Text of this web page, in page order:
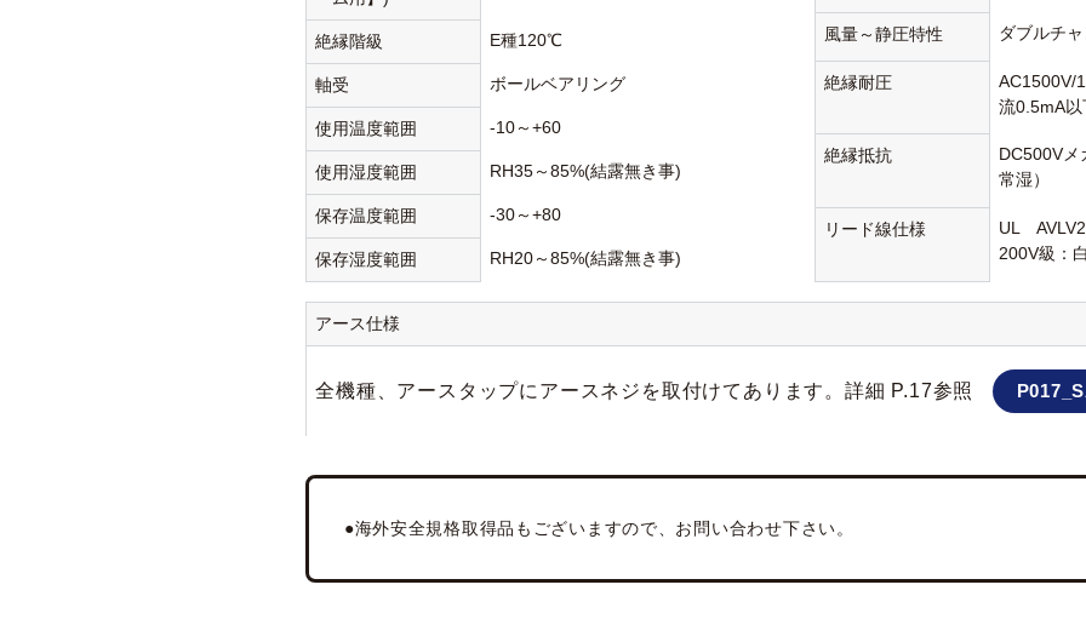
絶縁階級 E種120℃
軸受 ボールベアリング
使用温度範囲 -10～+60
使用湿度範囲 RH35～85%(結露無き事)
保存温度範囲 -30～+80
保存湿度範囲 RH20～85%(結露無き事)
風量～静圧特性 ダブルチ
絶縁耐圧
AC1500V/
流0.5mA
絶縁抵抗
DC500V
常湿）
リード線仕様
UL
200V級：
アース仕様
全機種、アースタップにアースネジを取付けてあります。詳細 P.17参照
●海外安全規格取得品もございますので、お問い合わせ下さい。